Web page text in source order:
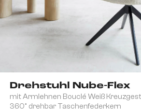
Drehstuhl Nube-Flex
mit Armlehnen Bouclé Weiß
360° drehbar Taschenfederkern